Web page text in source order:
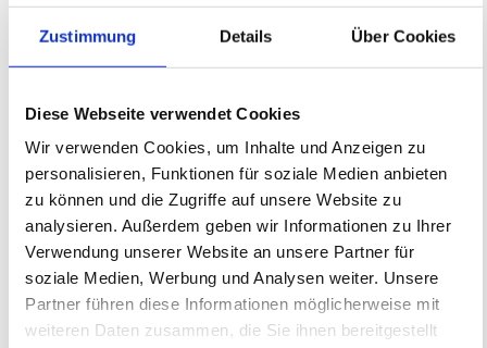
Zustimmung Details Über Cookies
Diese Webseite verwendet Cookies
Wir verwenden Cookies, um Inhalte und Anzeigen zu
personalisieren, Funktionen für soziale Medien anbieten
zu können und die Zugriffe auf unsere Website zu
analysieren. Außerdem geben wir Informationen zu Ihrer
Verwendung unserer Website an unsere Partner für
soziale Medien, Werbung und Analysen weiter. Unsere
Partner führen diese Informationen möglicherweise mit
weiteren Daten zusammen, die Sie ihnen bereitgestellt
FREIE PLÄTZE VORHANDEN
Anmeldeschluss 21. August 2026, 22:00 Uhr
219,05 EUR
Diese Veranstaltungen könnten dich auch
interessieren